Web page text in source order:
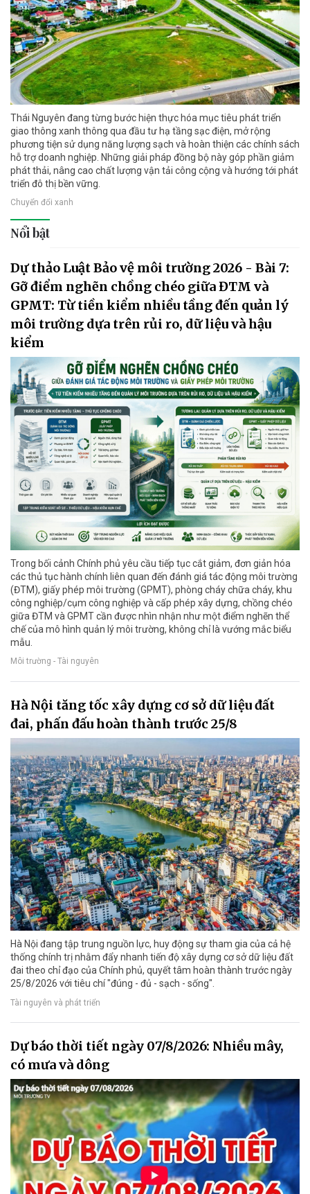
Thái Nguyên đang từng bước hiện thực hóa mục tiêu phát triển
giao thông xanh thông qua đầu tư hạ tầng sạc điện, mở rộng
phương tiện sử dụng năng lượng sạch và hoàn thiện các chính sách
hỗ trợ doanh nghiệp. Những giải pháp đồng bộ này góp phần giảm
phát thải, nâng cao chất lượng vận tải công cộng và hướng tới phát
triển đô thị bền vững.
Chuyển đổi xanh
Nổi bật
Dự thảo Luật Bảo vệ môi trường 2026 - Bài 7:
Gỡ điểm nghẽn chồng chéo giữa ĐTM và
GPMT: Từ tiền kiểm nhiều tầng đến quản lý
môi trường dựa trên rủi ro, dữ liệu và hậu
kiểm
Trong bối cảnh Chính phủ yêu cầu tiếp tục cắt giảm, đơn giản hóa
các thủ tục hành chính liên quan đến đánh giá tác động môi trường
(ĐTM), giấy phép môi trường (GPMT), phòng cháy chữa cháy, khu
công nghiệp/cụm công nghiệp và cấp phép xây dựng, chồng chéo
giữa ĐTM và GPMT cần được nhìn nhận như một điểm nghẽn thể
chế của mô hình quản lý môi trường, không chỉ là vướng mắc biểu
mẫu.
Môi trường - Tài nguyên
Hà Nội tăng tốc xây dựng cơ sở dữ liệu đất
đai, phấn đấu hoàn thành trước 25/8
Hà Nội đang tập trung nguồn lực, huy động sự tham gia của cả hệ
thống chính trị nhằm đẩy nhanh tiến độ xây dựng cơ sở dữ liệu đất
đai theo chỉ đạo của Chính phủ, quyết tâm hoàn thành trước ngày
25/8/2026 với tiêu chí "đúng - đủ - sạch - sống".
Tài nguyên và phát triển
Dự báo thời tiết ngày 07/8/2026: Nhiều mây,
có mưa và dông